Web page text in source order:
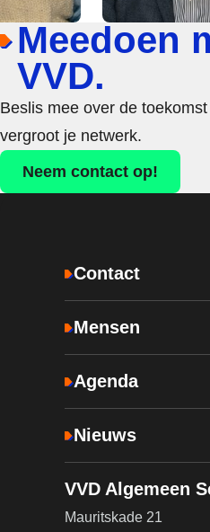
Meedoen
VVD.
Beslis mee over de
vergroot je netwerk.
Neem contact op!
Contact
Mensen
Agenda
Nieuws
VVD Algemeen
Mauritskade 21